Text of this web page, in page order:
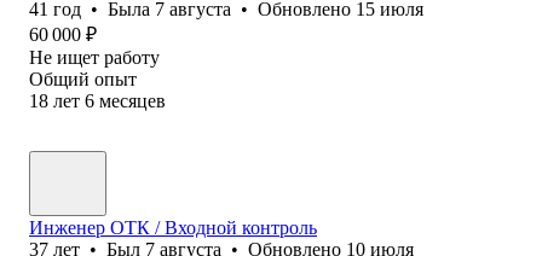
41 год • Была 7 августа • Обновлено 15 июля
60 000 ₽
Не ищет работу
Общий опыт
18 лет 6 месяцев
Инженер ОТК / Входной контроль
37 лет • Был 7 августа • Обновлено 10 июля